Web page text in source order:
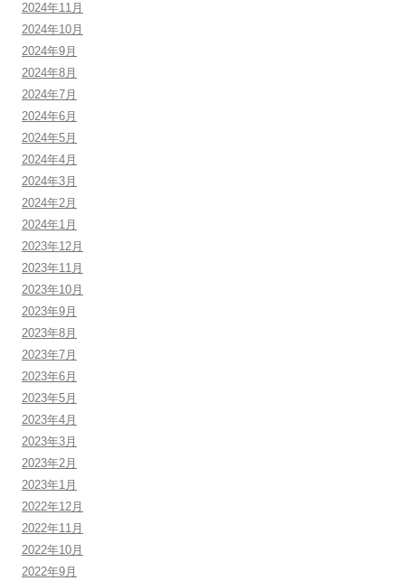
2024年11月
2024年10月
2024年9月
2024年8月
2024年7月
2024年6月
2024年5月
2024年4月
2024年3月
2024年2月
2024年1月
2023年12月
2023年11月
2023年10月
2023年9月
2023年8月
2023年7月
2023年6月
2023年5月
2023年4月
2023年3月
2023年2月
2023年1月
2022年12月
2022年11月
2022年10月
2022年9月